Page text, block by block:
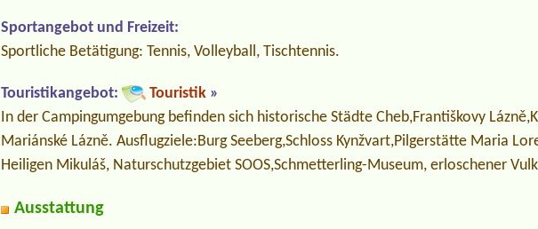
Sportangebot und Freizeit:
Sportliche Betätigung: Tennis, Volleyball, Tischtennis.
Touristikangebot: Touristik »
In der Campingumgebung befinden sich historische Städte Cheb,Františkovy
Mariánské Lázně. Ausflugziele:Burg Seeberg,Schloss Kynžvart,Pilgerstätte Maria
Heiligen Mikuláš, Naturschutzgebiet SOOS,Schmetterling-Museum, erloschener
Ausstattung